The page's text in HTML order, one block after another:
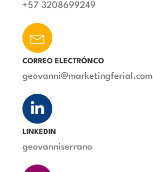
+57 3208699249
CORREO ELECTRÓNCO
geovanni@marketingferial.com
LINKEDIN
geovanniserrano